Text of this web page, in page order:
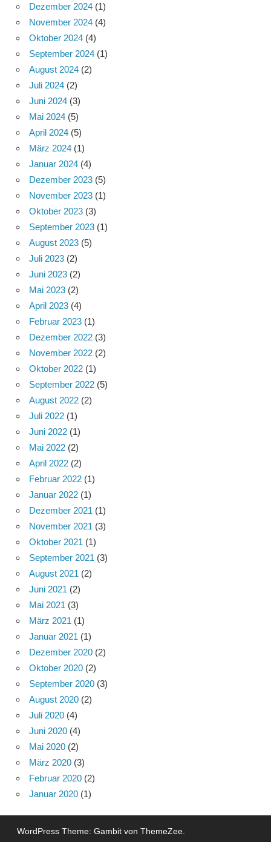
Dezember 2024 (1)
November 2024 (4)
Oktober 2024 (4)
September 2024 (1)
August 2024 (2)
Juli 2024 (2)
Juni 2024 (3)
Mai 2024 (5)
April 2024 (5)
März 2024 (1)
Januar 2024 (4)
Dezember 2023 (5)
November 2023 (1)
Oktober 2023 (3)
September 2023 (1)
August 2023 (5)
Juli 2023 (2)
Juni 2023 (2)
Mai 2023 (2)
April 2023 (4)
Februar 2023 (1)
Dezember 2022 (3)
November 2022 (2)
Oktober 2022 (1)
September 2022 (5)
August 2022 (2)
Juli 2022 (1)
Juni 2022 (1)
Mai 2022 (2)
April 2022 (2)
Februar 2022 (1)
Januar 2022 (1)
Dezember 2021 (1)
November 2021 (3)
Oktober 2021 (1)
September 2021 (3)
August 2021 (2)
Juni 2021 (2)
Mai 2021 (3)
März 2021 (1)
Januar 2021 (1)
Dezember 2020 (2)
Oktober 2020 (2)
September 2020 (3)
August 2020 (2)
Juli 2020 (4)
Juni 2020 (4)
Mai 2020 (2)
März 2020 (3)
Februar 2020 (2)
Januar 2020 (1)
WordPress Theme: Gambit von ThemeZee.